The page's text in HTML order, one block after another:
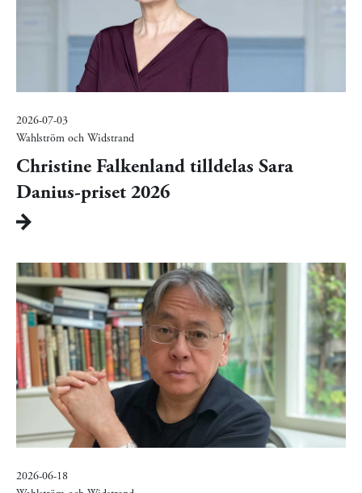
2026-07-03
Wahlström och Widstrand
Christine Falkenland tilldelas Sara
Danius-priset 2026
2026-06-18